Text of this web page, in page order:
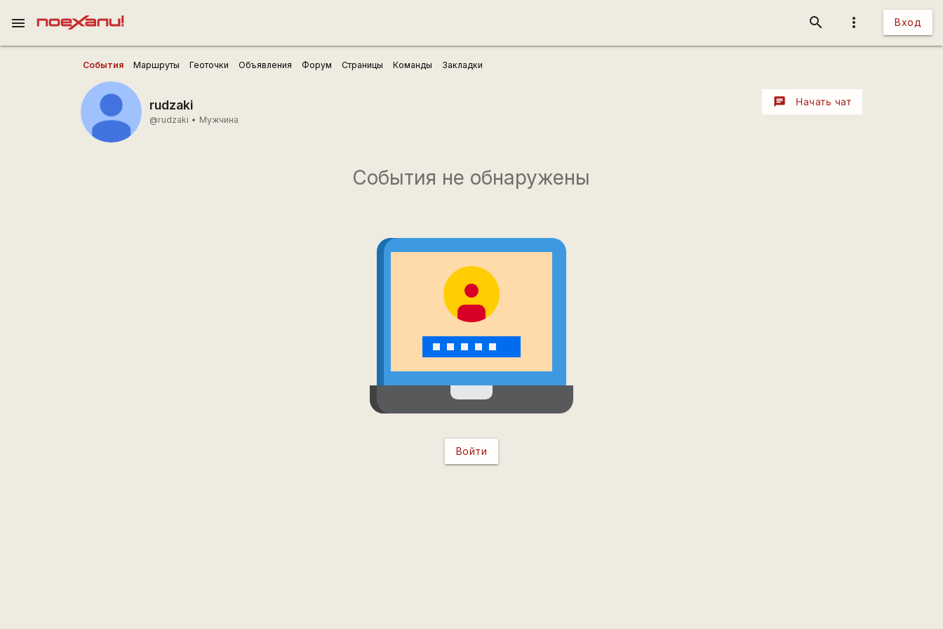
more_vert Вход
search
menu
События Маршруты Геоточки Объявления Форум Страницы Команды Закладки
rudzaki
@rudzaki • Мужчина
chat Начать чат
События не обнаружены
Войти